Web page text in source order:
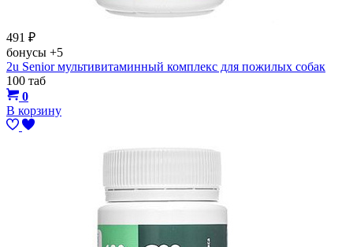
491 ₽
бонусы +5
2u Senior мультивитаминный комплекс для пожилых собак
100 таб
0
В корзину